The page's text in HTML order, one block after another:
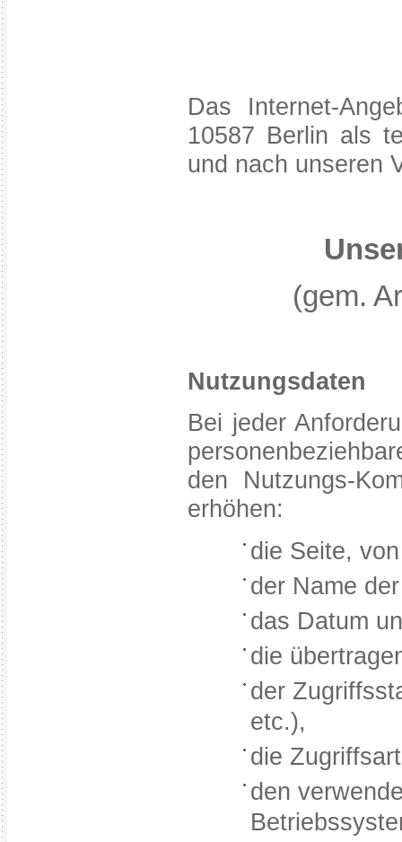
Das Internet-
10587 Berlin als
und nach unseren
(gem.
Nutzungsdaten
Bei jeder
den Nutzungs-
erhöhen:
die Seite,
der Name
das Datum
die
der
etc.),
die
den